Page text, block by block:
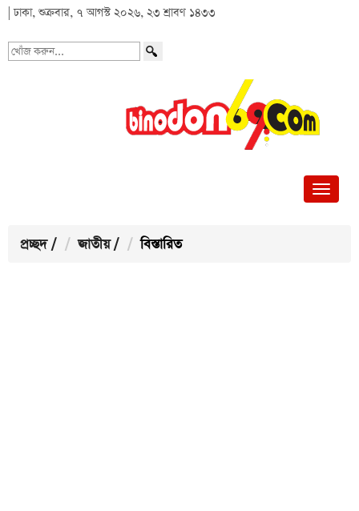
| ঢাকা, শুক্রবার, ৭ আগস্ট ২০২৬, ২৩ শ্রাবণ ১৪৩৩
খোঁজ
প্রচ্ছদ / জাতীয় / বিস্তারিত